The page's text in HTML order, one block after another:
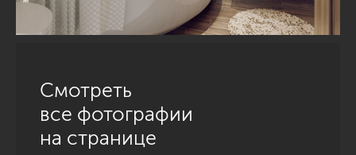
Смотреть
все фотографии
на странице